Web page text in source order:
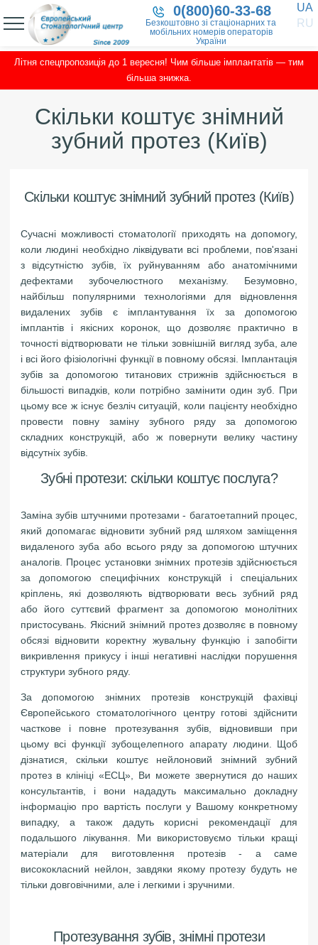
0(800)60-33-68
Безкоштовно зі стаціонарних та
мобільних номерів операторів
України
UA
RU
Літня спецпропозиція до 1 вересня! Чим більше імплантатів — тим
більша знижка.
Скільки коштує знімний
зубний протез (Київ)
Скільки коштує знімний зубний протез (Київ)
Сучасні можливості стоматології приходять на допомогу,
коли людині необхідно ліквідувати всі проблеми, пов'язані
з відсутністю зубів, їх руйнуванням або анатомічними
дефектами зубочелюстного механізму. Безумовно,
найбільш популярними технологіями для відновлення
видалених зубів є імплантування їх за допомогою
імплантів і якісних коронок, що дозволяє практично в
точності відтворювати не тільки зовнішній вигляд зуба, але
і всі його фізіологічні функції в повному обсязі. Імплантація
зубів за допомогою титанових стрижнів здійснюється в
більшості випадків, коли потрібно замінити один зуб. При
цьому все ж існує безліч ситуацій, коли пацієнту необхідно
провести повну заміну зубного ряду за допомогою
складних конструкцій, або ж повернути велику частину
відсутніх зубів.
Зубні протези: скільки коштує послуга?
Заміна зубів штучними протезами - багатоетапний процес,
який допомагає відновити зубний ряд шляхом заміщення
видаленого зуба або всього ряду за допомогою штучних
аналогів. Процес установки знімних протезів здійснюється
за допомогою специфічних конструкцій і спеціальних
кріплень, які дозволяють відтворювати весь зубний ряд
або його суттєвий фрагмент за допомогою монолітних
пристосувань. Якісний знімний протез дозволяє в повному
обсязі відновити коректну жувальну функцію і запобігти
викривлення прикусу і інші негативні наслідки порушення
структури зубного ряду.
За допомогою знімних протезів конструкцій фахівці
Європейського стоматологічного центру готові здійснити
часткове і повне протезування зубів, відновивши при
цьому всі функції зубощелепного апарату людини. Щоб
дізнатися, скільки коштує нейлоновий знімний зубний
протез в клініці «ЕСЦ», Ви можете звернутися до наших
консультантів, і вони нададуть максимально докладну
інформацію про вартість послуги у Вашому конкретному
випадку, а також дадуть корисні рекомендації для
подальшого лікування. Ми використовуємо тільки кращі
матеріали для виготовлення протезів - а саме
висококласний нейлон, завдяки якому протезу будуть не
тільки довговічними, але і легкими і зручними.
Протезування зубів, знімні протези